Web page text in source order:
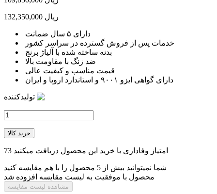
132,350,000 ریال
دارای ۵ سال ضمانت
خدمات پس از فروش گسترده در سراسر کشور
بدنه ساخته شده با آلیاژ برنج
ضد زنگ با مقاومت بالا
قیمت مناسب و کیفیت عالی
دارای گواهی ایزو ۹۰۰۱ و استاندارد اروپا و ایران
تولیدکننده
خرید کالا
73 امتیاز وفاداری با خرید این محصول دریافت میکنید
شما نمیتوانید بیش از 5 محصول را با هم مقایسه کنید
محصول با موفقیت به لیست مقایسه افزوده شد
مشاهده لیست مقایسه